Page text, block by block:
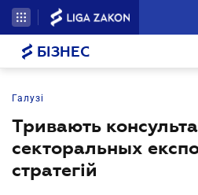
БІЗНЕС
Галузі
Тривають
секторальных
стратегій